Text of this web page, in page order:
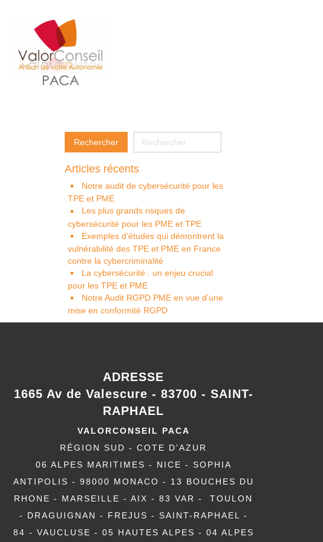
Articles récents
Notre audit de cybersécurité pour les
TPE et PME
Les plus grands risques de
cybersécurité pour les PME et TPE
Exemples d’études qui démontrent la
vulnérabilité des TPE et PME en France
contre la cybercriminalité
La cybersécurité : un enjeu crucial
pour les TPE et PME
Notre Audit RGPD PME en vue d’une
mise en conformité RGPD
ADRESSE
1665 Av de Valescure - 83700 - SAINT-
RAPHAEL
VALORCONSEIL PACA
RÉGION SUD - COTE D'AZUR
06 ALPES MARITIMES - NICE - SOPHIA
ANTIPOLIS - 98000 MONACO - 13 BOUCHES DU
RHONE - MARSEILLE - AIX - 83 VAR - TOULON
- DRAGUIGNAN - FREJUS - SAINT-RAPHAEL -
84 - VAUCLUSE - 05 HAUTES ALPES - 04 ALPES